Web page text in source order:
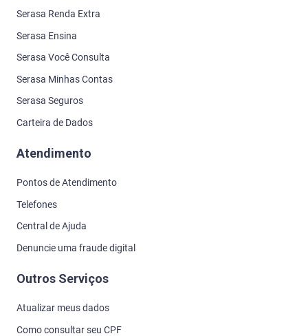
Serasa Renda Extra
Serasa Ensina
Serasa Você Consulta
Serasa Minhas Contas
Serasa Seguros
Carteira de Dados
Atendimento
Pontos de Atendimento
Telefones
Central de Ajuda
Denuncie uma fraude digital
Outros Serviços
Atualizar meus dados
Como consultar seu CPF